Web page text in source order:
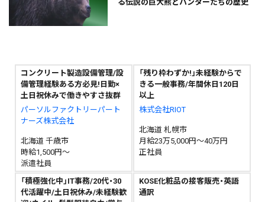
る伝説の巨大熊とハンターたちの歴史
コンクリート製造設備管理/設
備管理経験ある方必見!日勤×
土日祝休みで働きやすさ抜群
パーソルファクトリーパート
ナーズ株式会社
北海道 千歳市
時給1,500円～
派遣社員
「残り枠わずか!」未経験からで
きる一般事務/年間休日120日
以上
株式会社RIOT
北海道 札幌市
月給23万5,000円～40万円
正社員
「積極強化中」IT事務/20代・30
代活躍中/土日祝休み/未経験歓
KOSE化粧品の接客販売・英語
通訳